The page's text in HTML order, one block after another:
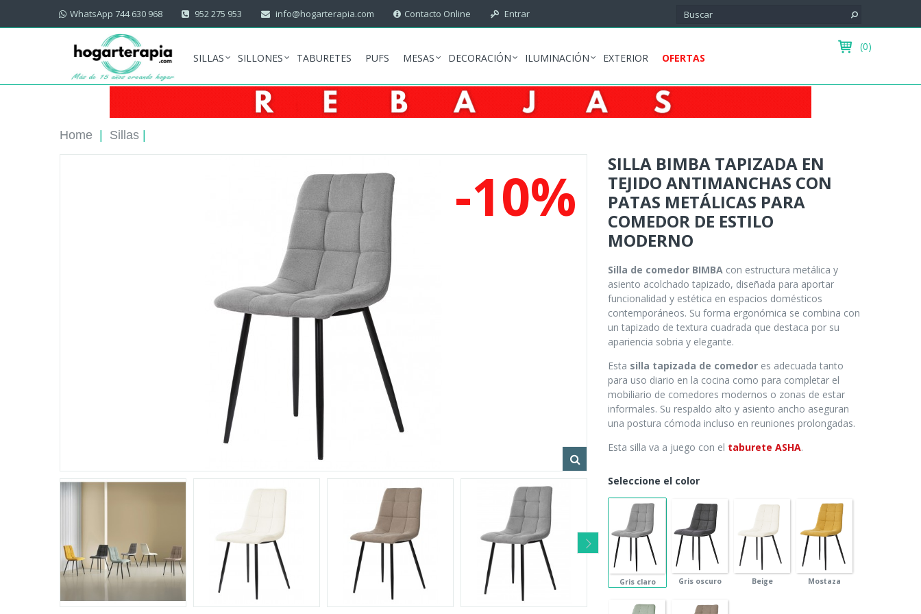
WhatsApp 744 630 968 952 275 953 info@hogarterapia.com Contacto Online Entrar
(0)
SILLAS
SILLONES TABURETES PUFS MESAS DECORACIÓN ILUMINACIÓN EXTERIOR OFERTAS
Home Sillas
-10%
SILLA BIMBA TAPIZADA EN
TEJIDO ANTIMANCHAS CON
PATAS METÁLICAS PARA
COMEDOR DE ESTILO
MODERNO
Silla de comedor BIMBA con estructura metálica y
asiento acolchado tapizado, diseñada para aportar
funcionalidad y estética en espacios domésticos
contemporáneos. Su forma ergonómica se combina con
un tapizado de textura cuadrada que destaca por su
apariencia sobria y elegante.
Esta silla tapizada de comedor es adecuada tanto
para uso diario en la cocina como para completar el
mobiliario de comedores modernos o zonas de estar
informales. Su respaldo alto y asiento ancho aseguran
una postura cómoda incluso en reuniones prolongadas.
Esta silla va a juego con el taburete ASHA.
Seleccione el color
Gris claro Gris oscuro Beige Mostaza